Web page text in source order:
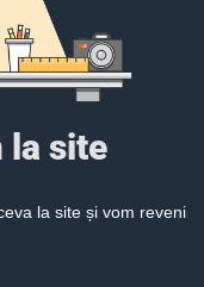
la site
la site și vom reveni